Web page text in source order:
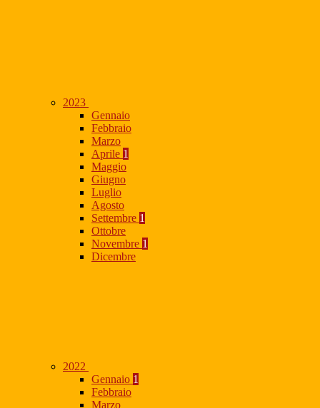
2023
Gennaio
Febbraio
Marzo
Aprile 1
Maggio
Giugno
Luglio
Agosto
Settembre 1
Ottobre
Novembre 1
Dicembre
2022
Gennaio 1
Febbraio
Marzo